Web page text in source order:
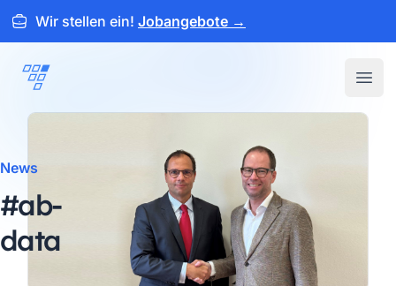
Wir stellen ein! Jobangebote →
ARTEMEON
News
#ab-
data